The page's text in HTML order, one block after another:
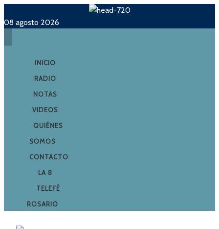
08 agosto 2026
INICIO
RADIO
NOTAS
VIDEOS
QUIÉNES
SOMOS
CONTACTO
LA 8
TELEFÉ
ROSARIO